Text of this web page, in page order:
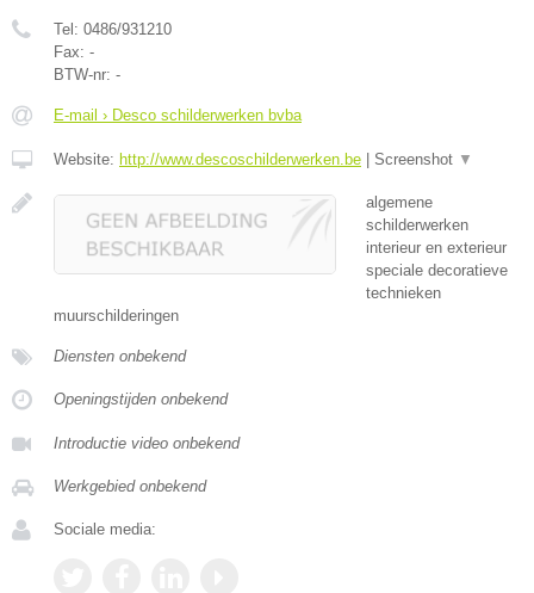
Tel: 0486/931210
Fax: -
BTW-nr: -
E-mail › Desco schilderwerken bvba
Website: http://www.descoschilderwerken.be Screenshot ▼
algemene
schilderwerken
interieur en exterieur
speciale decoratieve
technieken
muurschilderingen
Diensten onbekend
Openingstijden onbekend
Introductie video onbekend
Werkgebied onbekend
Sociale media: